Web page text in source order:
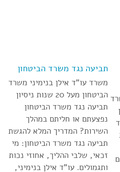
45 יום
תביעה נגד משרד הביטחון
משרד עו”ד אילן בנימיני משרד
הביטחון מעל 20 שנות ניסיון
תביעה נגד משרד הביטחון
נפצעתם או חליתם במהלך
השירות? המדריך המלא להגשת
תביעה נגד משרד הביטחון: מי
זכאי, שלבי ההליך, אחוזי נכות
ותגמולים. עו”ד אילן בנימיני,